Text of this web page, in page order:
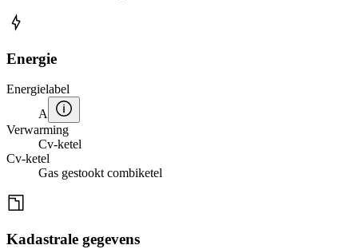
Energie
Energielabel
A
Verwarming
Cv-ketel
Cv-ketel
Gas gestookt combiketel
Kadastrale gegevens